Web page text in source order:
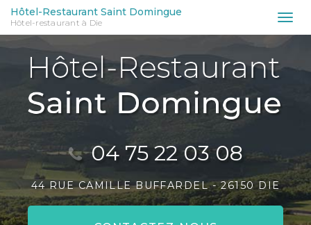
Aller
au
contenu
principal
Hôtel-Restaurant Saint Domingue
Hôtel-restaurant à Die
04 75 22 03 08
44 RUE CAMILLE BUFFARDEL -26150 DIE